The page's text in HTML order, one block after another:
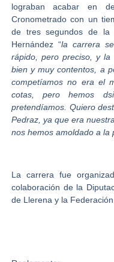
lograban acabar en
Cronometrado con un
de tres segundos de la
Hernández “la carrera
rápido, pero preciso, y
bien y muy contentos, a
competíamos no era el
cotas, pero hemos
pretendíamos. Quiero
Pedraz, ya que era
nos hemos amoldado a la
La carrera fue
colaboración de la
de Llerena y la